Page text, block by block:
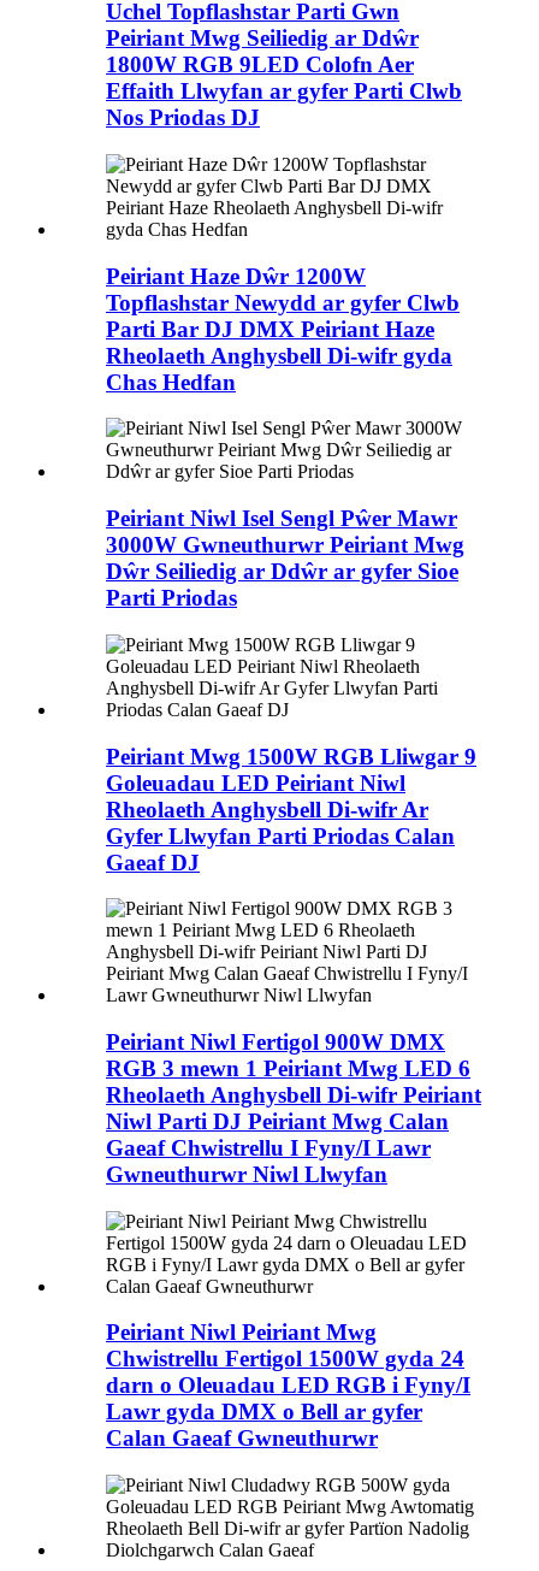
Uchel Topflashstar Parti Gwn
Peiriant Mwg Seiliedig ar Ddŵr
1800W RGB 9LED Colofn Aer
Effaith Llwyfan ar gyfer Parti Clwb
Nos Priodas DJ
Peiriant Haze Dŵr 1200W
Topflashstar Newydd ar gyfer Clwb
Parti Bar DJ DMX Peiriant Haze
Rheolaeth Anghysbell Di-wifr gyda
Chas Hedfan
Peiriant Niwl Isel Sengl Pŵer Mawr
3000W Gwneuthurwr Peiriant Mwg
Dŵr Seiliedig ar Ddŵr ar gyfer Sioe
Parti Priodas
Peiriant Mwg 1500W RGB Lliwgar 9
Goleuadau LED Peiriant Niwl
Rheolaeth Anghysbell Di-wifr Ar
Gyfer Llwyfan Parti Priodas Calan
Gaeaf DJ
Peiriant Niwl Fertigol 900W DMX
RGB 3 mewn 1 Peiriant Mwg LED 6
Rheolaeth Anghysbell Di-wifr Peiriant
Niwl Parti DJ Peiriant Mwg Calan
Gaeaf Chwistrellu I Fyny/I Lawr
Gwneuthurwr Niwl Llwyfan
Peiriant Niwl Peiriant Mwg
Chwistrellu Fertigol 1500W gyda 24
darn o Oleuadau LED RGB i Fyny/I
Lawr gyda DMX o Bell ar gyfer
Calan Gaeaf Gwneuthurwr